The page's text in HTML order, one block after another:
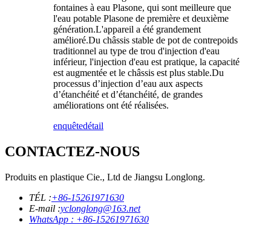
fontaines à eau Plasone, qui sont meilleure que
l'eau potable Plasone de première et deuxième
génération.L'appareil a été grandement
amélioré.Du châssis stable de pot de contrepoids
traditionnel au type de trou d'injection d'eau
inférieur, l'injection d'eau est pratique, la capacité
est augmentée et le châssis est plus stable.Du
processus d’injection d’eau aux aspects
d’étanchéité et d’étanchéité, de grandes
améliorations ont été réalisées.
enquêtedétail
CONTACTEZ-NOUS
Produits en plastique Cie., Ltd de Jiangsu Longlong.
TÉL :+86-15261971630
E-mail :yclonglong@163.net
WhatsApp : +86-15261971630